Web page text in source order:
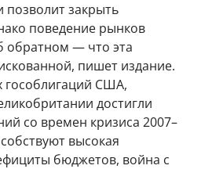
позволит закрыть
поведение рынков
обратном — что эта
пишет издание.
гособлигаций США,
достигли
со времен кризиса 2007–
высокая
бюджетов, война с